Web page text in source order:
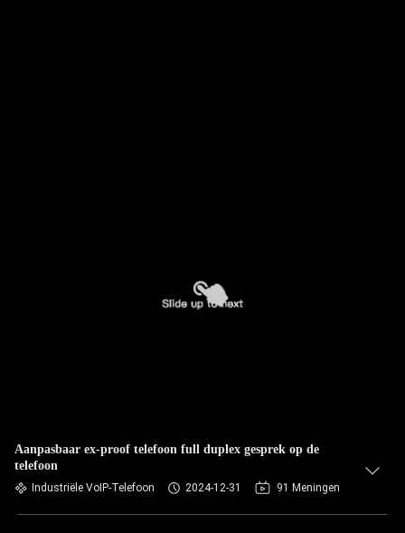
Aanpasbaar ex-proof telefoon full duplex gesprek op de
telefoon
Industriële VoIP-Telefoon 2024-12-31 91 Meningen